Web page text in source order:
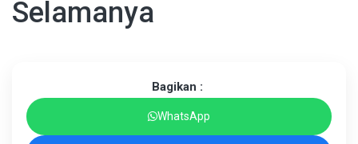
Selamanya
Bagikan :
WhatsApp